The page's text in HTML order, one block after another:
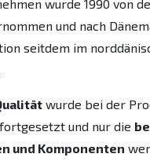
wurde 1990 von
und nach
seitdem im
wurde bei der
und nur die
und Komponenten